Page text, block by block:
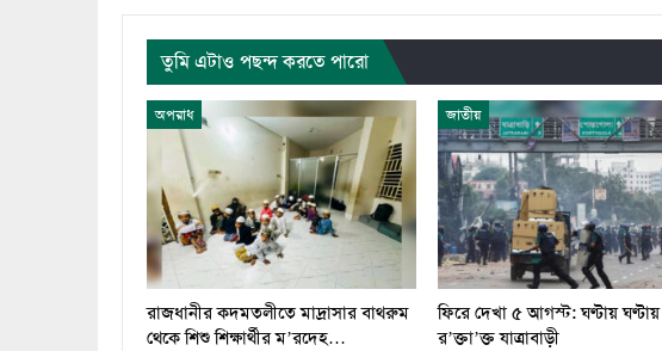
তুমি এটাও পছন্দ করতে পারো
অপরাধ
রাজধানীর কদমতলীতে মাদ্রাসার বাথরুম
থেকে শিশু শিক্ষার্থীর ম’রদেহ…
জাতীয়
ফিরে দেখা ৫ আগস্ট: ঘণ্টায় ঘণ্টায়
র’ক্তা’ক্ত যাত্রাবাড়ী